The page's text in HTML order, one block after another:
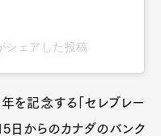
ェアした投稿
を記念する「セレブレー
日からのカナダのバンク